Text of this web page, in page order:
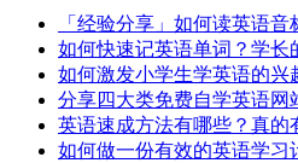
「经验分享」如何读英语
如何快速记英语单词？学长
如何激发小学生学英语的兴
分享四大类免费自学英语网
英语速成方法有哪些？真的
如何做一份有效的英语学习